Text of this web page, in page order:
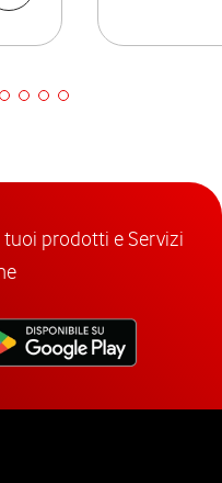
prodotti e Servizi